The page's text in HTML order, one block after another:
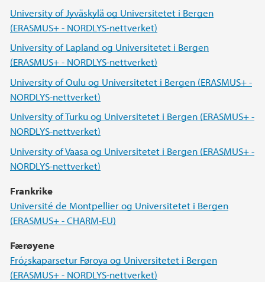
University of Jyväskylä og Universitetet i Bergen
(ERASMUS+ - NORDLYS-nettverket)
University of Lapland og Universitetet i Bergen
(ERASMUS+ - NORDLYS-nettverket)
University of Oulu og Universitetet i Bergen (ERASMUS+ -
NORDLYS-nettverket)
University of Turku og Universitetet i Bergen (ERASMUS+ -
NORDLYS-nettverket)
University of Vaasa og Universitetet i Bergen (ERASMUS+ -
NORDLYS-nettverket)
Frankrike
Université de Montpellier og Universitetet i Bergen
(ERASMUS+ - CHARM-EU)
Færøyene
Fró¿skaparsetur Føroya og Universitetet i Bergen
(ERASMUS+ - NORDLYS-nettverket)